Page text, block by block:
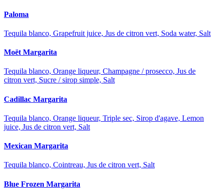
Paloma
Tequila blanco, Grapefruit juice, Jus de citron vert, Soda water, Salt
Moët Margarita
Tequila blanco, Orange liqueur, Champagne / prosecco, Jus de
citron vert, Sucre / sirop simple, Salt
Cadillac Margarita
Tequila blanco, Orange liqueur, Triple sec, Sirop d'agave, Lemon
juice, Jus de citron vert, Salt
Mexican Margarita
Tequila blanco, Cointreau, Jus de citron vert, Salt
Blue Frozen Margarita